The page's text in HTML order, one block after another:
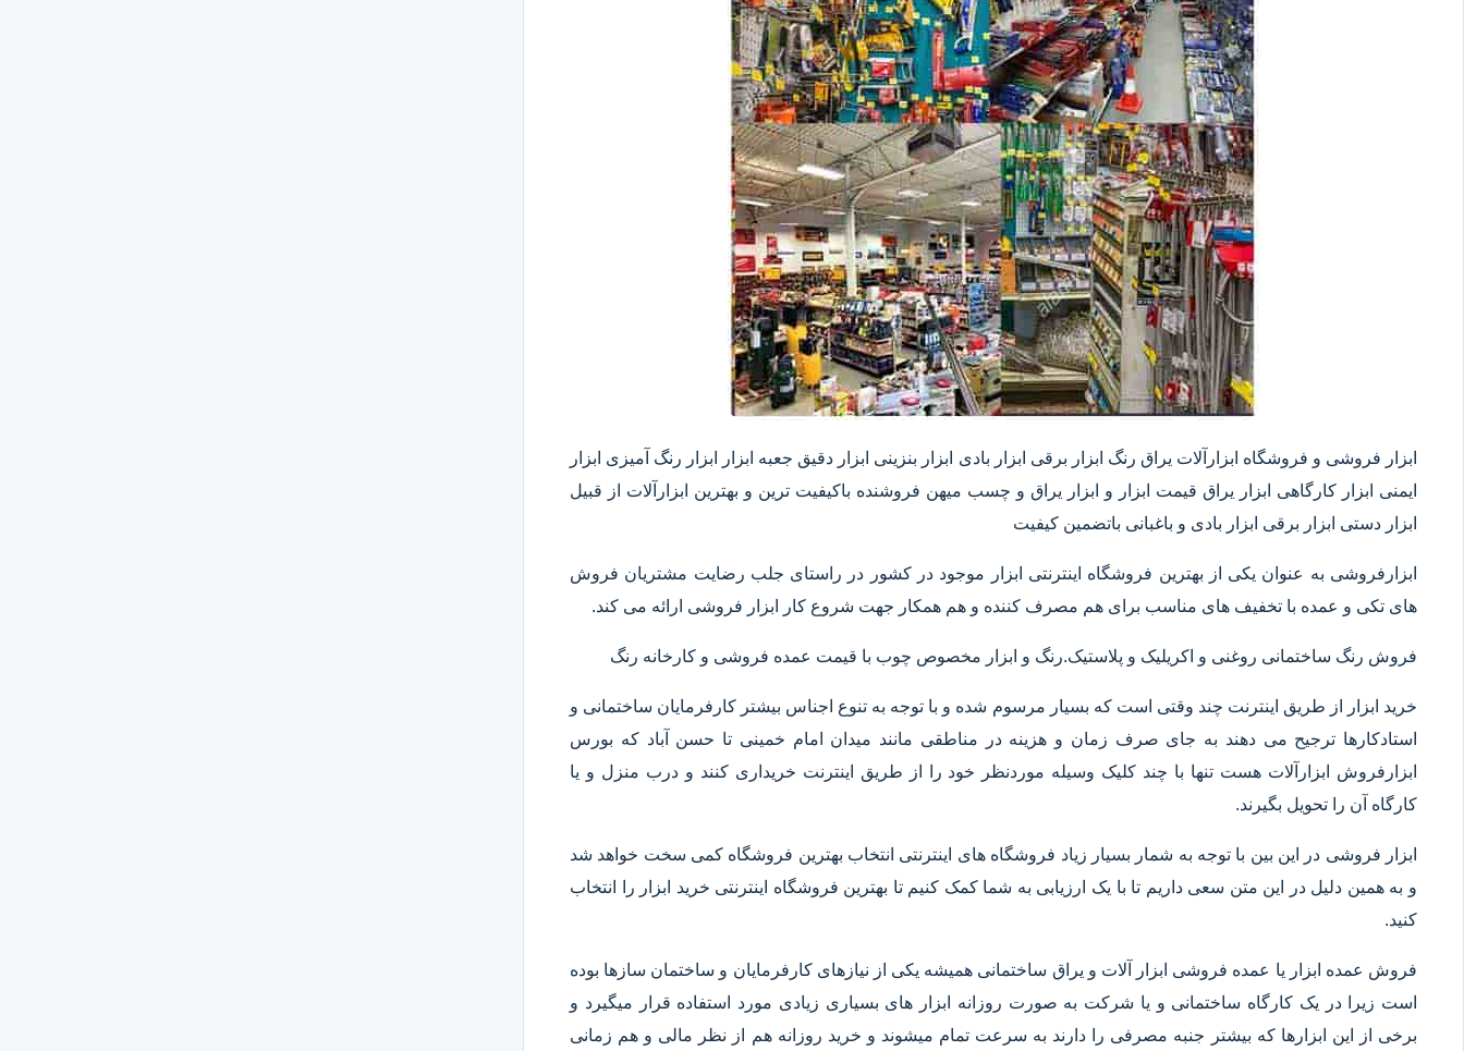
ابزار فروشی و فروشگاه ابزارآلات یراق رنگ ابزار برقی ابزار بادی ابزار بنزینی ابزار دقیق​ جعبه ابزار ابزار رنگ آمیزی ابزار
ایمنی ابزار کارگاهی ابزار یراق قیمت ابزار و ابزار یراق و چسب میهن فروشنده باکیفیت ترین و بهترین ابزارآلات از قبیل
ابزار دستی ابزار برقی ابزار بادی و باغبانی باتضمین کیفیت
ابزارفروشی به عنوان یکی از بهترین فروشگاه اینترنتی ابزار موجود در کشور در راستای جلب رضایت مشتریان فروش
های تکی و عمده با تخفیف های مناسب برای هم مصرف کننده و هم همکار جهت شروع کار ابزار فروشی ارائه می کند.
فروش رنگ ساختمانی روغنی و اکریلیک و پلاستیک.رنگ و ابزار مخصوص چوب با قیمت عمده فروشی و کارخانه رنگ
خرید ابزار از طریق اینترنت چند وقتی است که بسیار مرسوم شده و با توجه به تنوع اجناس بیشتر کارفرمایان ساختمانی و
استادکارها ترجیح می دهند به جای صرف زمان و هزینه در مناطقی مانند میدان امام خمینی تا حسن آباد که بورس
ابزارفروش ابزارآلات هست تنها با چند کلیک وسیله موردنظر خود را از طریق اینترنت خریداری کنند و درب منزل و یا
کارگاه آن را تحویل بگیرند.
ابزار فروشی در این بین با توجه به شمار بسیار زیاد فروشگاه های اینترنتی انتخاب بهترین فروشگاه کمی سخت خواهد شد
و به همین دلیل در این متن سعی داریم تا با یک ارزیابی به شما کمک کنیم تا بهترین فروشگاه اینترنتی خرید ابزار را انتخاب
کنید.
فروش عمده ابزار یا عمده فروشی ابزار آلات و یراق ساختمانی همیشه یکی از نیازهای کارفرمایان و ساختمان سازها بوده
است زیرا در یک کارگاه ساختمانی و یا شرکت به صورت روزانه ابزار های بسیاری زیادی مورد استفاده قرار میگیرد و
برخی از این ابزارها که بیشتر جنبه مصرفی را دارند به سرعت تمام میشوند و خرید روزانه هم از نظر مالی و هم زمانی